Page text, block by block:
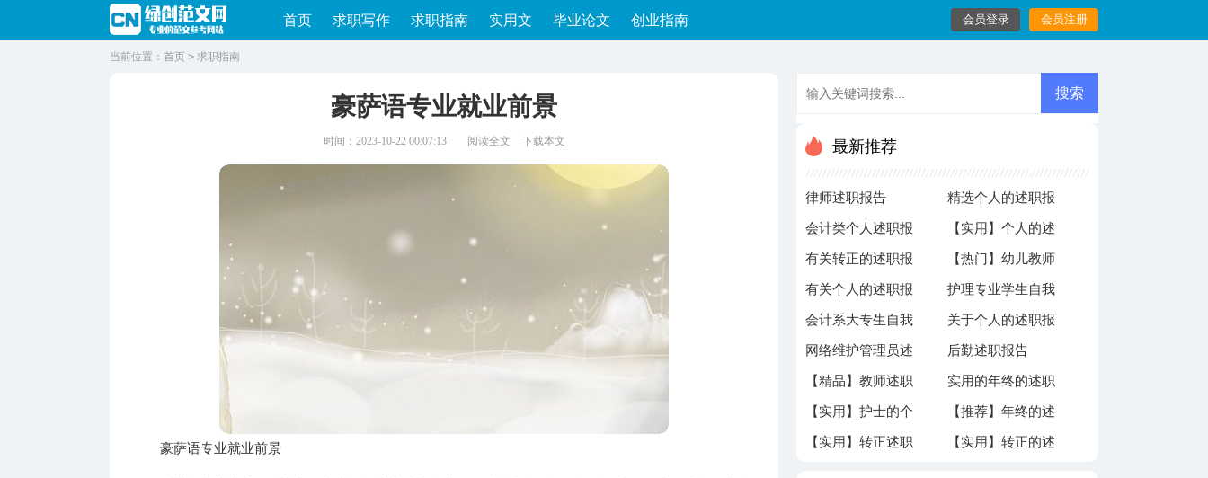
首页 求职写作 求职指南 实用文 毕业论文 创业指南 会员登录 会员注册
当前位置： 首页 > 求职指南
豪萨语专业就业前景
时间：2023-10-22 00:07:13 阅读全文 下载本文
豪萨语专业就业前景
最新推荐
律师述职报告 精选个人的述职报
告范文九篇
会计类个人述职报
告3篇
【实用】个人的述
职报告集锦9篇
有关转正的述职报
告范文集合十篇
【热门】幼儿教师
自我鉴定15篇
有关个人的述职报
告模板合集9篇
护理专业学生自我
鉴定
会计系大专生自我
鉴定5篇
关于个人的述职报
告锦集六篇
网络维护管理员述
职报告
后勤述职报告
【精品】教师述职
报告模板汇编六篇
实用的年终的述职
报告范文锦集七篇
【实用】护士的个
人述职报告3篇
【推荐】年终的述
职报告合集十篇
【实用】转正述职 【实用】转正的述